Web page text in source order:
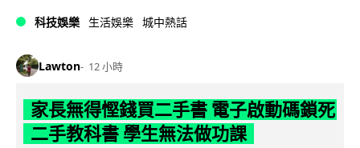
科技娛樂 生活娛樂 城中熱話
Lawton 12 小時
家長無得慳錢買二手書 電子啟動碼鎖死
二手教科書 學生無法做功課